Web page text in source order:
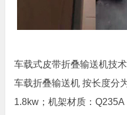
车载式皮带折叠输送机技
车载折叠输送机 按长度分
1.8kw；机架材质：